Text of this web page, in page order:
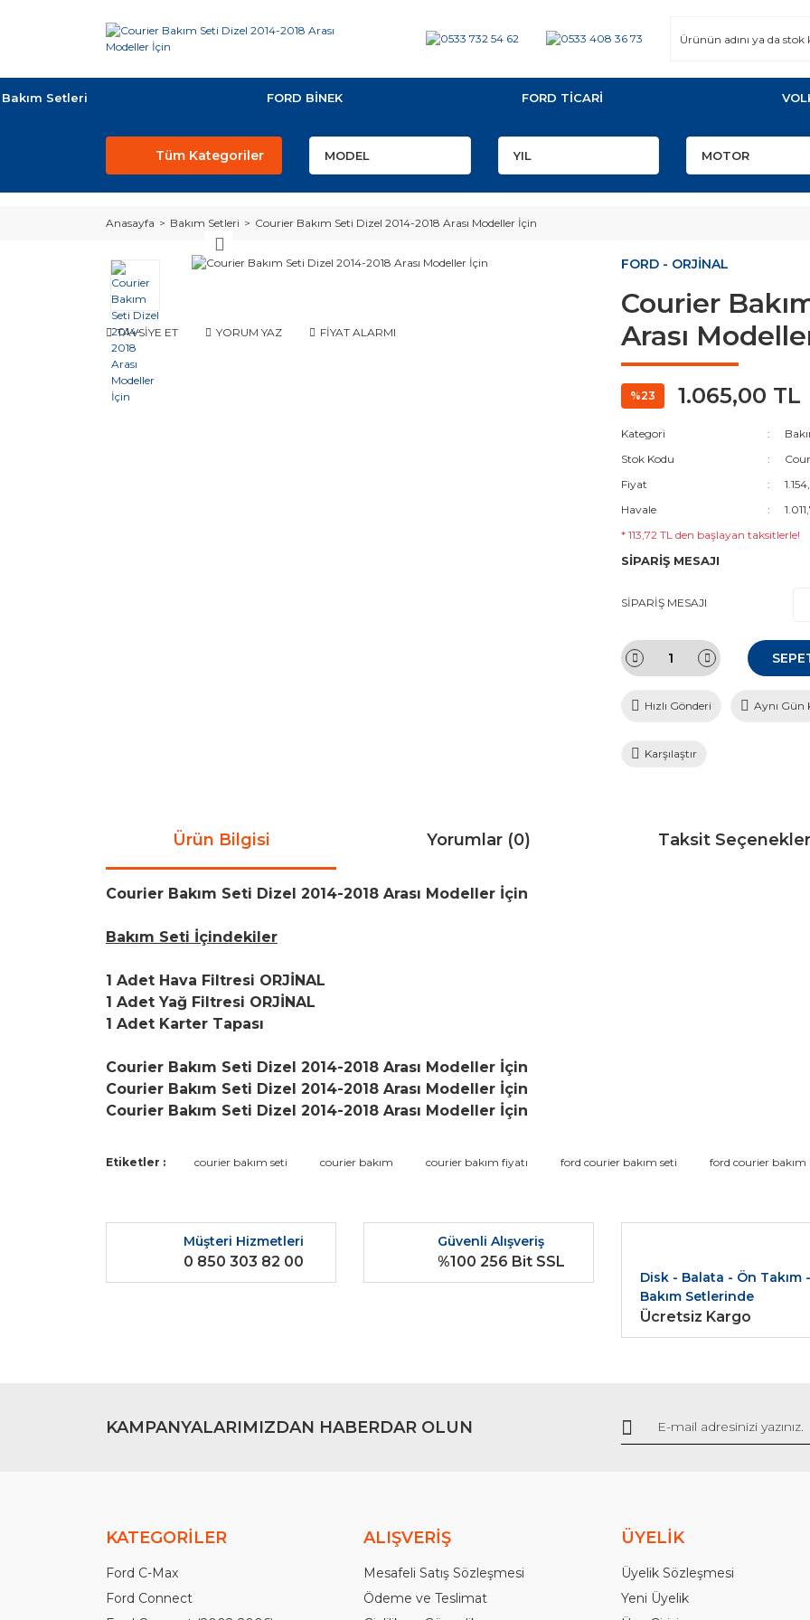
Bakım Setleri FORD BİNEK FORD TİCARİ
Tüm Kategoriler
Anasayfa Bakım Setleri Courier Bakım Seti Dizel 2014-2018 Arası Modeller İçin
TAVSİYE ET YORUM YAZ FİYAT ALARMI
FORD - ORJİNAL
Courier
Arası
%23 1.065,00 TL
Kategori
Stok Kodu
Fiyat
Havale
* 113,72 TL den başlayan taksitlerle!
SİPARİŞ MESAJI
SİPARİŞ MESAJI
Hızlı Gönderi Aynı Gün
Karşılaştır
Ürün Bilgisi Yorumlar (0) Taksit
Courier Bakım Seti Dizel 2014-2018 Arası Modeller İçin
Bakım Seti İçindekiler
1 Adet Hava Filtresi ORJİNAL
1 Adet Yağ Filtresi ORJİNAL
1 Adet Karter Tapası
Courier Bakım Seti Dizel 2014-2018 Arası Modeller İçin
Courier Bakım Seti Dizel 2014-2018 Arası Modeller İçin
Courier Bakım Seti Dizel 2014-2018 Arası Modeller İçin
Bu ürünün fiyat bilgisi, resim, ürün açıklamalarında ve diğer konularda yetersiz gördüğünüz noktaları öneri formunu
Ürün resmi kalitesiz, bozuk veya görüntülenemiyor.
Ürün açıklamasında eksik bilgiler bulunuyor.
Gönder
Etiketler : courier bakım seti courier bakım courier bakım fiyatı ford courier bakım seti ford courier bakım
Müşteri Hizmetleri
0 850 303 82 00
Güvenli Alışveriş
%100 256 Bit SSL
Disk - Balata - Ön Takım -
Bakım Setlerinde
Ücretsiz Kargo
KAMPANYALARIMIZDAN HABERDAR OLUN
KATEGORİLER
Ford C-Max
Ford Connect
ALIŞVERİŞ
Mesafeli Satış Sözleşmesi
Ödeme ve Teslimat
ÜYELİK
Üyelik Sözleşmesi
Yeni Üyelik